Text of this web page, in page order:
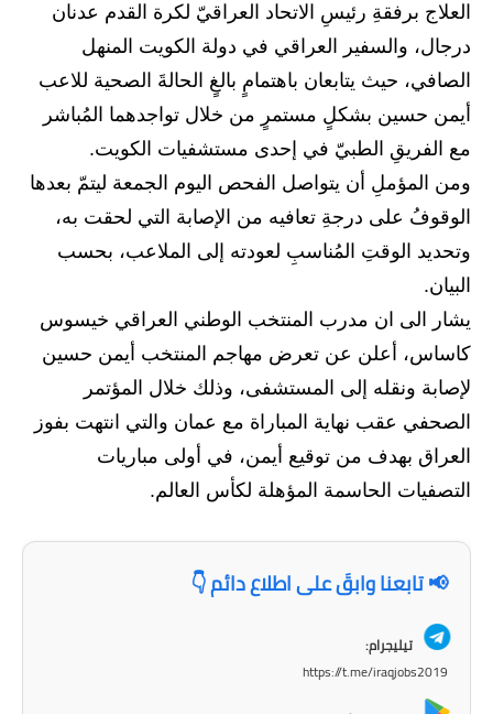
المرحلة الاعدادية
كتب مدرسية
المرحلة الابتدائية
المرحلة المتوسطة
المرحلة الاعدادية
المرحلة الابتدائية
المرحلة المتوسطة
المرحلة الاعدادية
دروس
المرحلة الابتدائية
المرحلة المتوسطة
العلاج برفقةِ رئيسِ الاتحاد العراقيّ لكرة القدم عدنان
درجال، والسفير العراقي في دولة الكويت المنهل
الصافي، حيث يتابعان باهتمامٍ بالغٍ الحالةَ الصحية للاعب
أيمن حسين بشكلٍ مستمرٍ من خلال تواجدهما المُباشر
مع الفريقِ الطبيّ في إحدى مستشفيات الكويت.
‏‎ومن المؤملِ أن يتواصل الفحص اليوم الجمعة ليتمّ بعدها
الوقوفُ على درجةِ تعافيه من الإصابة التي لحقت به،
وتحديد الوقتِ المُناسبِ لعودته إلى الملاعب، بحسب
البيان.
يشار الى ان مدرب المنتخب الوطني العراقي خيسوس
كاساس، أعلن عن تعرض مهاجم المنتخب أيمن حسين
لإصابة ونقله إلى المستشفى، وذلك خلال المؤتمر
الصحفي عقب نهاية المباراة مع عمان والتي انتهت بفوز
العراق بهدف من توقيع أيمن، في أولى مباريات
التصفيات الحاسمة المؤهلة لكأس العالم.
📢 تابعنا وابقَ على اطلاع دائم 👇
تيليجرام:
https://t.me/iraqjobs2019